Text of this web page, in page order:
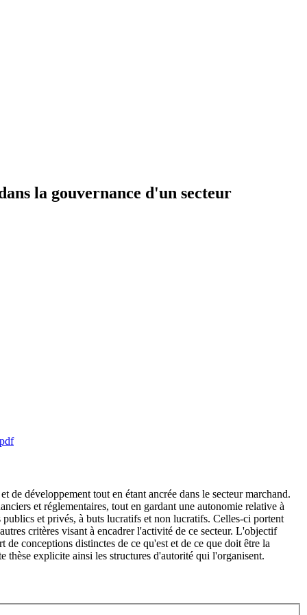
la gouvernance d'un secteur
développement tout en étant ancrée dans le secteur marchand.
et réglementaires, tout en gardant une autonomie relative à
et privés, à buts lucratifs et non lucratifs. Celles-ci portent
critères visant à encadrer l'activité de ce secteur. L'objectif
conceptions distinctes de ce qu'est et de ce que doit être la
thèse explicite ainsi les structures d'autorité qui l'organisent.